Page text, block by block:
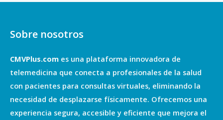
Sobre nosotros
CMVPlus.com es una plataforma innovadora de
telemedicina que conecta a profesionales de la salud
con pacientes para consultas virtuales, eliminando la
necesidad de desplazarse físicamente. Ofrecemos una
experiencia segura, accesible y eficiente que mejora el